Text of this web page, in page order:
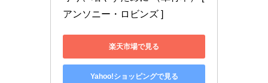
アンソニー・ロビンズ ]
楽天市場で見る
Yahoo!ショッピングで見る